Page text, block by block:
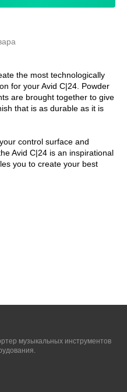
the most technologically
for your Avid C|24. Powder
are brought together to give
that is as durable as it is
control surface and
Avid C|24 is an inspirational
you to create your best
музыкальных инструментов